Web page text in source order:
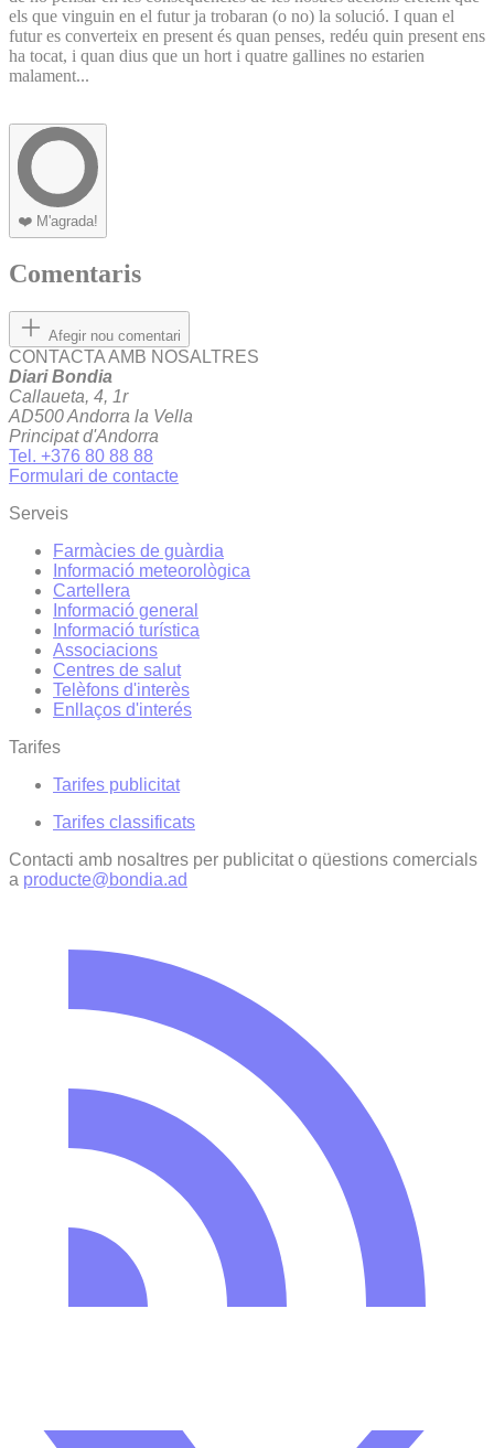
els que vinguin en el futur ja trobaran (o no) la solució. I quan el
futur es converteix en present és quan penses, redéu quin present ens
ha tocat, i quan dius que un hort i quatre gallines no estarien
malament...
❤️ M'agrada!
Comentaris
Afegir nou comentari
CONTACTA AMB NOSALTRES
Diari Bondia
Callaueta, 4, 1r
AD500 Andorra la Vella
Principat d'Andorra
Tel. +376 80 88 88
Formulari de contacte
Serveis
Farmàcies de guàrdia
Informació meteorològica
Cartellera
Informació general
Informació turística
Associacions
Centres de salut
Telèfons d'interès
Enllaços d'interés
Tarifes
Tarifes publicitat
Tarifes classificats
Contacti amb nosaltres per publicitat o qüestions comercials
a producte@bondia.ad